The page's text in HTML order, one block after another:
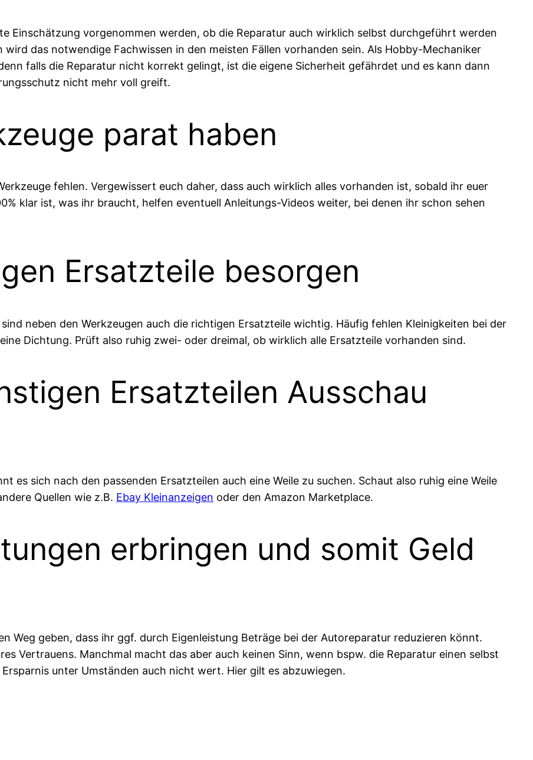
Einschätzung vorgenommen werden, ob die Reparatur auch wirklich selbst durchgeführt werden
das notwendige Fachwissen in den meisten Fällen vorhanden sein. Als Hobby-Mechaniker
falls die Reparatur nicht korrekt gelingt, ist die eigene Sicherheit gefährdet und es kann dann
nicht mehr voll greift.
parat haben
fehlen. Vergewissert euch daher, dass auch wirklich alles vorhanden ist, sobald ihr euer
klar ist, was ihr braucht, helfen eventuell Anleitungs-Videos weiter, bei denen ihr schon sehen
Ersatzteile besorgen
neben den Werkzeugen auch die richtigen Ersatzteile wichtig. Häufig fehlen Kleinigkeiten bei der
Dichtung. Prüft also ruhig zwei- oder dreimal, ob wirklich alle Ersatzteile vorhanden sind.
Ersatzteilen Ausschau
es sich nach den passenden Ersatzteilen auch eine Weile zu suchen. Schaut also ruhig eine Weile
Quellen wie z.B. Ebay Kleinanzeigen oder den Amazon Marketplace.
erbringen und somit Geld
Weg geben, dass ihr ggf. durch Eigenleistung Beträge bei der Autoreparatur reduzieren könnt.
Vertrauens. Manchmal macht das aber auch keinen Sinn, wenn bspw. die Reparatur einen selbst
unter Umständen auch nicht wert. Hier gilt es abzuwiegen.